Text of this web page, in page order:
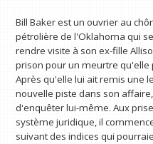
Bill Baker est un ouvrier au
pétrolière de l'Oklahoma qui
rendre visite à son ex-fille
prison pour un meurtre
Après qu'elle lui ait remis une
nouvelle piste dans son
d'enquêter lui-même. Aux
système juridique, il
suivant des indices qui